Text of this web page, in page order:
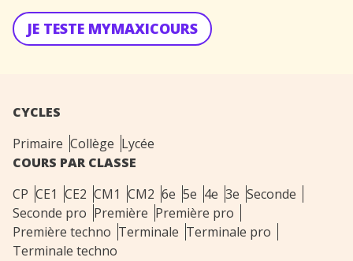
JE TESTE MYMAXICOURS
CYCLES
Primaire Collège Lycée
COURS PAR CLASSE
CP CE1 CE2 CM1 CM2 6e 5e 4e 3e Seconde
Seconde pro Première Première pro
Première techno Terminale Terminale pro
Terminale techno